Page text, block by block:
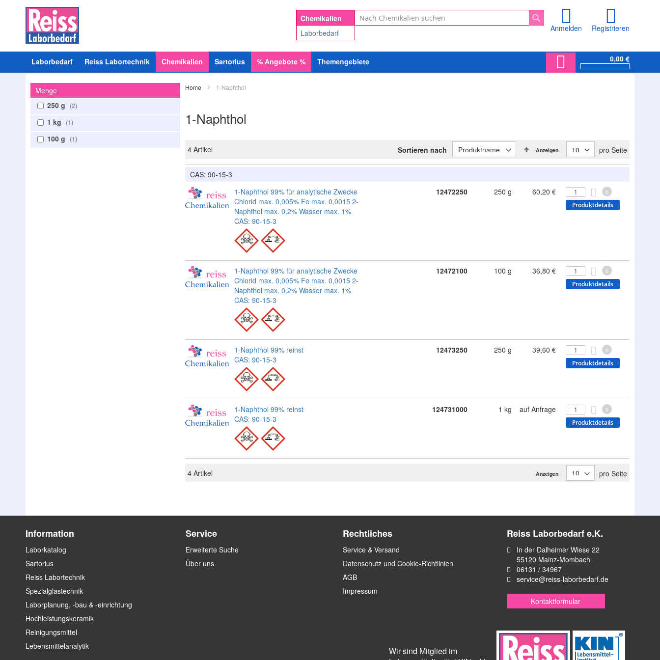
0,00 €
Anmelden Registrieren
Chemikalien
Laborbedarf
Suche
Suche
Laborbedarf Reiss Labortechnik Chemikalien Sartorius % Angebote % Themengebiete
Home 1-Naphthol
1-Naphthol
4 Artikel Anzeigen pro Seite
Sortieren nach
absteigender
Reihenfolge
CAS: 90-15-3
1-Naphthol 99% für analytische Zwecke
Chlorid max. 0,005% Fe max. 0,0015 2-
Naphthol max. 0,2% Wasser max. 1%
CAS: 90-15-3
12472250 250 g 60,20 € 0
Produktdetails
1-Naphthol 99% für analytische Zwecke
Chlorid max. 0,005% Fe max. 0,0015 2-
Naphthol max. 0,2% Wasser max. 1%
CAS: 90-15-3
12472100 100 g 36,80 € 0
Produktdetails
1-Naphthol 99% reinst
CAS: 90-15-3
12473250 250 g 39,60 € 0
Produktdetails
1-Naphthol 99% reinst
CAS: 90-15-3
124731000 1 kg auf Anfrage 0
Produktdetails
4 Artikel Anzeigen pro Seite
Menge
250 g
2
1 kg 1
100 g 1
Information
Laborkatalog
Sartorius
Reiss Labortechnik
Spezialglastechnik
Laborplanung, -bau & -einrichtung
Hochleistungskeramik
Reinigungsmittel
Lebensmittelanalytik
Service
Erweiterte Suche
Über uns
Rechtliches
Service & Versand
Datenschutz und Cookie-Richtlinien
AGB
Impressum
Reiss Laborbedarf e.K.
In der Dalheimer Wiese 22
55120 Mainz-Mombach
06131 / 34967
service@reiss-laborbedarf.de
Kontaktformular
Wir sind Mitglied im